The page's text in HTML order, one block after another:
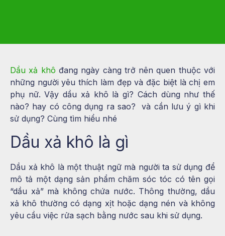
Dầu xả khô đang ngày càng trở nên quen thuộc với
những người yêu thích làm đẹp và đặc biệt là chị em
phụ nữ. Vậy dầu xả khô là gì? Cách dùng như thế
nào? hay có công dụng ra sao? và cần lưu ý gì khi
sử dụng? Cùng tìm hiểu nhé
Dầu xả khô là gì
Dầu xả khô là một thuật ngữ mà người ta sử dụng để
mô tả một dạng sản phẩm chăm sóc tóc có tên gọi
“dầu xả” mà không chứa nước. Thông thường, dầu
xả khô thường có dạng xịt hoặc dạng nén và không
yêu cầu việc rửa sạch bằng nước sau khi sử dụng.